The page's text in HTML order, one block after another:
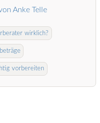
Anke Telle
wirklich?
vorbereiten